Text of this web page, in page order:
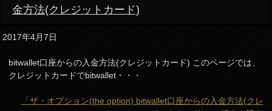
金方法(クレジットカード)
2017年4月7日
bitwallet口座からの入金方法(クレジットカード) このページでは、
クレジットカードでbitwallet・・・
「ザ・オプション(the option) bitwallet口座からの入金方法(クレ